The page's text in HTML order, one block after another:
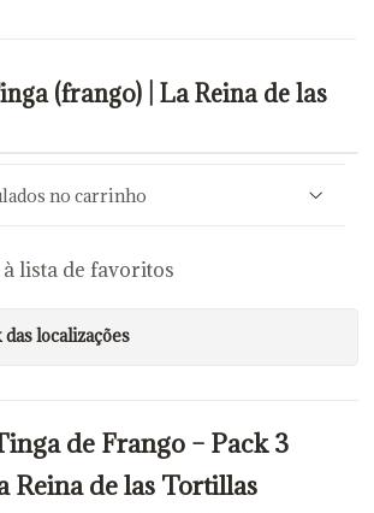
(frango) | La Reina de las
no carrinho
lista de favoritos
localizações
de Frango – Pack 3
Reina de las Tortillas